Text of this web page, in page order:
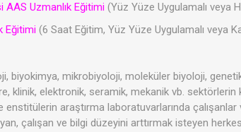
Uzmanlık Eğitimi (Yüz Yüze Uygulamalı veya
Eğitimi (6 Saat Eğitim, Yüz Yüze Uygulamalı veya
biyokimya, mikrobiyoloji, moleküler biyoloji,
klinik, elektronik, seramik, mekanik vb.
araştırma laboratuvarlarında çalışanlar
çalışan ve bilgi düzeyini arttırmak isteyen